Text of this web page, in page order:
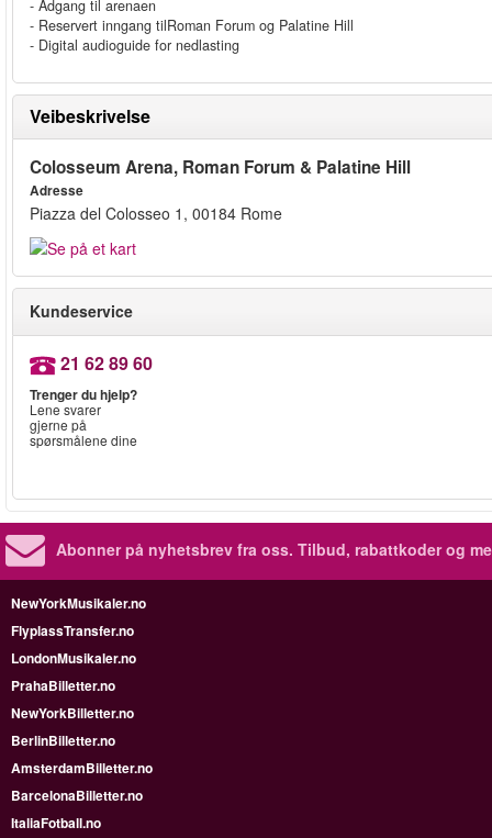
- Adgang til arenaen
- Reservert inngang tilRoman Forum og Palatine Hill
- Digital audioguide for nedlasting
Veibeskrivelse
Colosseum Arena, Roman Forum & Palatine Hill
Adresse
Piazza del Colosseo 1, 00184 Rome
Kundeservice
21 62 89 60
Trenger du hjelp?
Lene svarer
gjerne på
spørsmålene dine
Abonner på nyhetsbrev fra oss. Tilbud, rabattkoder og
NewYorkMusikaler.no
FlyplassTransfer.no
LondonMusikaler.no
PrahaBilletter.no
NewYorkBilletter.no
BerlinBilletter.no
AmsterdamBilletter.no
BarcelonaBilletter.no
ItaliaFotball.no